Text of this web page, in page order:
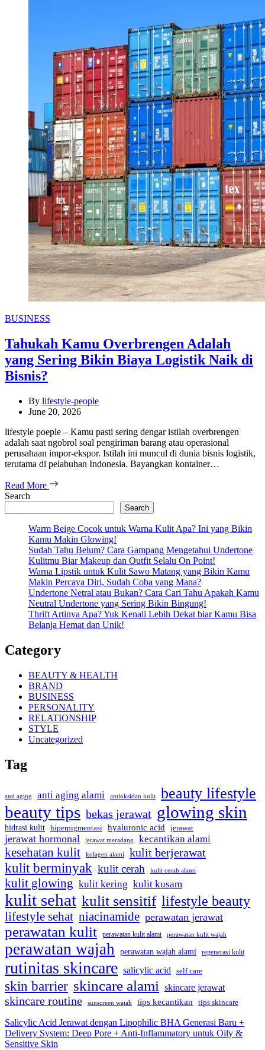
Categories
BUSINESS
Tahukah Kamu Overbrengen Adalah
yang Sering Bikin Biaya Logistik Naik di
Bisnis?
By lifestyle-people
June 20, 2026
lifestyle poeple – Kamu pasti sering dengar istilah overbrengen
adalah saat ngobrol soal pengiriman barang atau operasional
perusahaan impor-ekspor. Istilah ini muncul di dunia bisnis logistik,
terutama di pelabuhan Indonesia. Bayangkan kontainer…
Read More
Search
Search
Warm Beige Cocok untuk Warna Kulit Apa? Ini yang Bikin
Kamu Makin Glowing!
Sudah Tahu Belum? Cara Gampang Mengetahui Undertone
Kulitmu Biar Makeup dan Outfit Selalu On Point!
Warna Lipstik untuk Kulit Sawo Matang yang Bikin Kamu
Makin Percaya Diri, Sudah Coba yang Mana?
Undertone Netral atau Bukan? Cara Cari Tahu Apakah Kamu
Neutral Undertone yang Sering Bikin Bingung!
Thrift Artinya Apa? Yuk Kenali Lebih Dekat biar Kamu Bisa
Belanja Hemat dan Unik!
Category
BEAUTY & HEALTH
BRAND
BUSINESS
PERSONALITY
RELATIONSHIP
STYLE
Uncategorized
Tag
anti aging anti aging alami antioksidan kulit beauty lifestyle
beauty tips bekas jerawat glowing skin
hidrasi kulit hiperpigmentasi hyaluronic acid jerawat
jerawat hormonal jerawat meradang kecantikan alami
kesehatan kulit kolagen alami kulit berjerawat
kulit berminyak kulit cerah kulit cerah alami
kulit glowing kulit kering kulit kusam
kulit sehat kulit sensitif lifestyle beauty
lifestyle sehat niacinamide perawatan jerawat
perawatan kulit perawatan kulit alami perawatan kulit wajah
perawatan wajah perawatan wajah alami regenerasi kulit
rutinitas skincare salicylic acid self care
skin barrier skincare alami skincare jerawat
skincare routine sunscreen wajah tips kecantikan tips skincare
Salicylic Acid Jerawat dengan Lipophilic BHA Generasi Baru +
Delivery System: Deep Pore + Anti-Inflammatory untuk Oily &
Sensitive Skin